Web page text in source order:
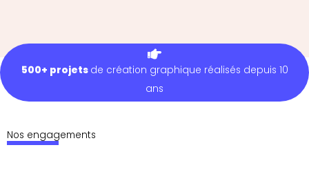
500+ projets de création graphique réalisés depuis 10
ans
Nos engagements